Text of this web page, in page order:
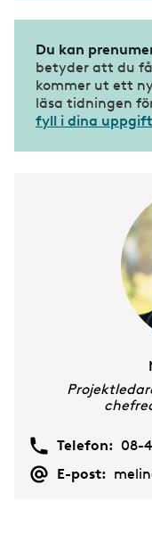
Du kan
betyder att du
kommer ut ett
läsa tidningen
fyll i dina
Telefon: 08-
E-post: